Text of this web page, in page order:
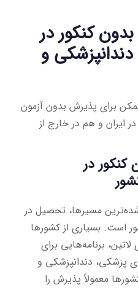
کنکور در
و
برای پذیرش بدون آزمون
ایران و هم در خارج از
در
مسیرها، تحصیل در
است. بسیاری از کشورها
لاتین، برنامه‌هایی برای
پزشکی، دندانپزشکی و
معمولاً پذیرش را